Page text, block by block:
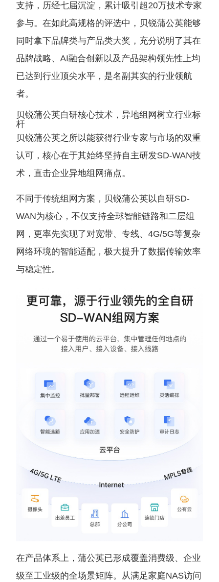
支持，历经七届沉淀，累计吸引超20万技术专家
参与。在如此高规格的评选中，贝锐蒲公英能够
同时拿下品牌类与产品类大奖，充分说明了其在
品牌战略、AI融合创新以及产品架构领先性上均
已达到行业顶尖水平，是名副其实的行业领航
者。
贝锐蒲公英自研核心技术，异地组网树立行业标
杆
贝锐蒲公英之所以能获得行业专家与市场的双重
认可，核心在于其始终坚持自主研发SD-WAN技
术，直击企业异地组网痛点。
不同于传统组网方案，贝锐蒲公英以自研SD-
WAN为核心，不仅支持全球智能链路和二层组
网，更率先实现了对宽带、专线、4G/5G等复杂
网络环境的智能适配，极大提升了数据传输效率
与稳定性。
在产品体系上，蒲公英已形成覆盖消费级、企业
级至工业级的全场景矩阵。从满足家庭NAS访问